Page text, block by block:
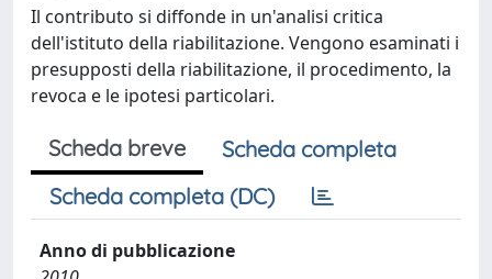
Il contributo si diffonde in un'analisi critica
dell'istituto della riabilitazione. Vengono esaminati i
presupposti della riabilitazione, il procedimento, la
revoca e le ipotesi particolari.
Scheda breve
Scheda completa
Scheda completa (DC)
Anno di pubblicazione